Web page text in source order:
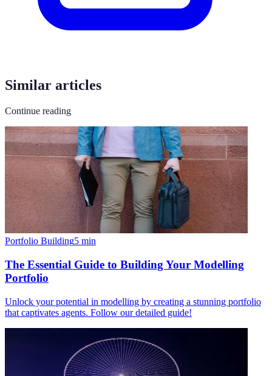
Similar articles
Continue reading
Portfolio Building5 min
The Essential Guide to Building Your Modelling
Portfolio
Unlock your potential in modelling by creating a stunning portfolio
that captivates agents. Follow our detailed guide!